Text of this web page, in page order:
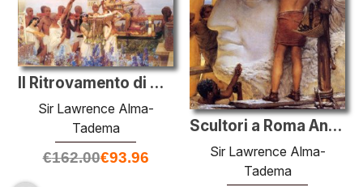
Scultori a Roma Antica
Sir Lawrence Alma-
Tadema
Il Ritrovamento di Mosè
Sir Lawrence Alma-
Tadema
€162.00€93.96